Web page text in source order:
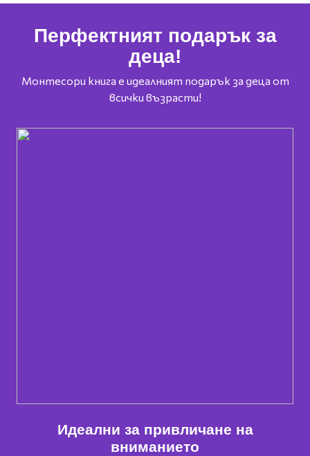
Перфектният подарък за
деца!
Монтесори книга е идеалният подарък за деца от
всички възрасти!
Идеални за привличане на
вниманието